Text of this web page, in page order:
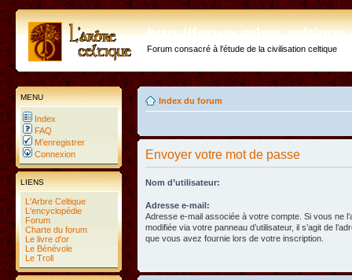
http://forum.arbre-
Forum consacré à l'étude de la civilisation celtique
MENU
Index
FAQ
M’enregistrer
Connexion
LIENS
L'Arbre Celtique
L'encyclopédie
Forum
Charte du forum
Le livre d'or
Le Bénévole
Le Troll
Index du forum
Envoyer votre mot de passe
Nom d’utilisateur:
Adresse e-mail:
Adresse e-mail associée à votre compte. Si vous ne
modifiée via votre panneau d’utilisateur, il s’agit de
que vous avez fournie lors de votre inscription.